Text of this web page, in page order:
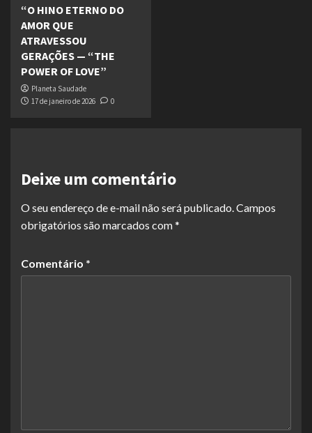
“O HINO ETERNO DO
AMOR QUE
ATRAVESSOU
GERAÇÕES — “THE
POWER OF LOVE”
Planeta Saudade
17 de janeiro de 2026
0
Deixe um comentário
O seu endereço de e-mail não será publicado.Campos
obrigatórios são marcados com*
Comentário *